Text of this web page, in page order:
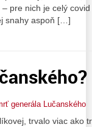
pre nich je celý
snahy aspoň […]
generála Lučanského
trvalo viac ako